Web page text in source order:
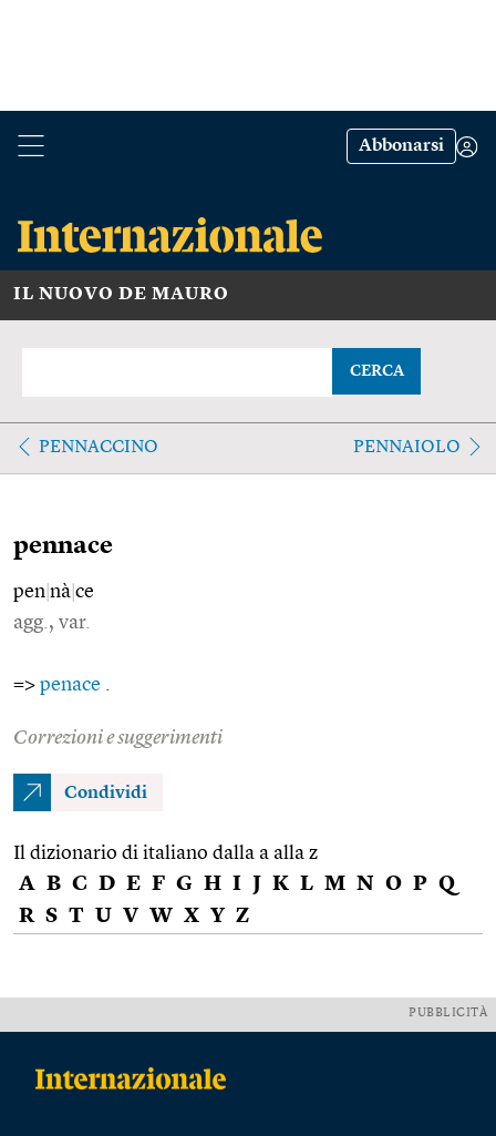
Abbonarsi
IL NUOVO DE MAURO
CERCA
PENNACCINO PENNAIOLO
pennace
pen nà ce
agg., var.
=> penace
Correzioni e suggerimenti
Condividi
Il dizionario di italiano dalla a alla z
A B C D E F G H I J K L M N O P Q
R S T U V W X Y Z
PUBBLICITÀ